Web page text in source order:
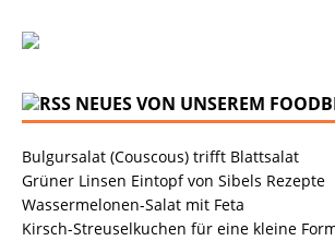
NEUES VON UNSEREM
Bulgursalat (Couscous) trifft Blattsalat
Grüner Linsen Eintopf von Sibels Rezepte
Wassermelonen-Salat mit Feta
Kirsch-Streuselkuchen für eine kleine